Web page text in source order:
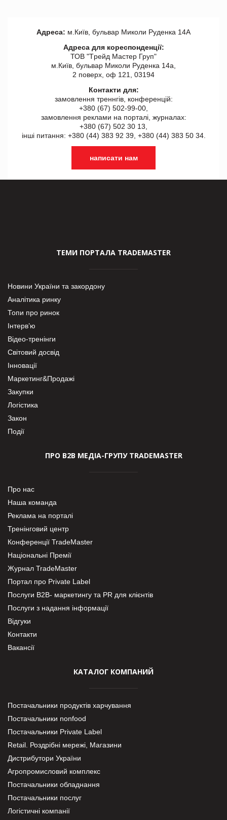
Адреса: м.Київ, бульвар Миколи Руденка 14А
Адреса для кореспонденції:
ТОВ "Tрейд Мастер Груп"
м.Київ, бульвар Миколи Руденка 14а,
2 поверх, оф 121, 03194
Контакти для:
замовлення треннгів, конференцій:
+380 (67) 502-99-00,
замовлення реклами на порталі, журналах:
+380 (67) 502 30 13,
інші питання: +380 (44) 383 92 39, +380 (44) 383 50 34.
написати нам
ТЕМИ ПОРТАЛА TRADEMASTER
Новини України та закордону
Аналітика ринку
Топи про ринок
Інтерв’ю
Відео-тренінги
Світовий досвід
Інновації
Маркетинг&Продажі
Закупки
Логістика
Закон
Події
ПРО В2В МЕДІА-ГРУПУ TRADEMASTER
Про нас
Наша команда
Реклама на порталі
Тренінговий центр
Конференції TradeMaster
Національні Премії
Журнал TradeMaster
Портал про Private Label
Послуги В2В- маркетингу та PR для клієнтів
Послуги з надання інформації
Відгуки
Контакти
Вакансії
КАТАЛОГ КОМПАНИЙ
Постачальники продуктів харчування
Постачальники nonfood
Постачальники Private Label
Retail. Роздрібні мережі, Магазини
Дистрибутори України
Агропромисловий комплекс
Постачальники обладнання
Постачальники послуг
Логістичні компанії